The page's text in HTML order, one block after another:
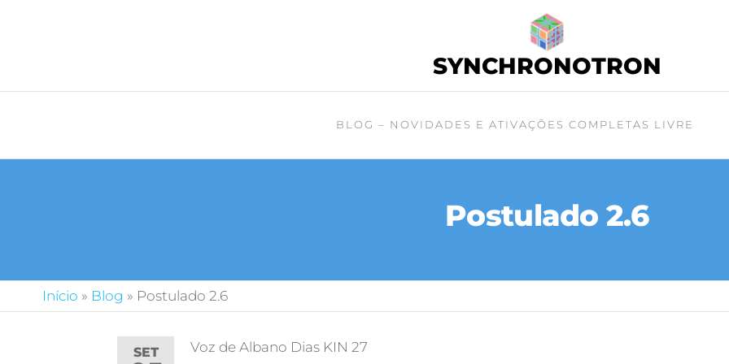
SYNCHRONOTRON
BLOG – NOVIDADES E ATIVAÇÕES COMPLETAS LIVRE
Postulado 2.6
Início » Blog » Postulado 2.6
SET Voz de Albano Dias KIN 27